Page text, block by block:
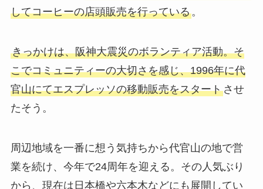
してコーヒーの店頭販売を行っている。
きっかけは、阪神大震災のボランティア活動。そ
こでコミュニティーの大切さを感じ、1996年に代
官山にてエスプレッソの移動販売をスタートさせ
たそう。
周辺地域を一番に想う気持ちから代官山の地で営
業を続け、今年で24周年を迎える。その人気ぶり
から、現在は日本橋や六本木などにも展開してい